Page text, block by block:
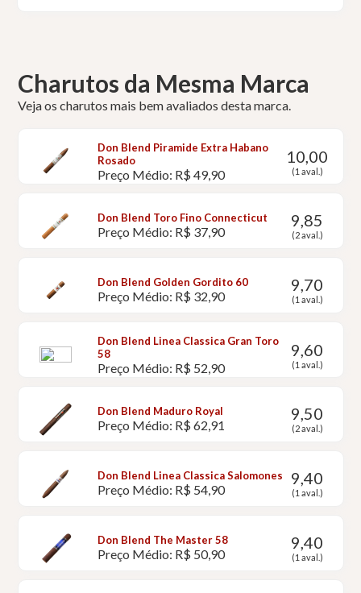
Charutos da Mesma Marca
Veja os charutos mais bem avaliados desta marca.
Don Blend Piramide Extra Habano
Rosado
Preço Médio: R$ 49,90
10,00
(1 aval.)
Don Blend Toro Fino Connecticut
Preço Médio: R$ 37,90
9,85
(2 aval.)
Don Blend Golden Gordito 60
Preço Médio: R$ 32,90
9,70
(1 aval.)
Don Blend Linea Classica Gran Toro
58
Preço Médio: R$ 52,90
9,60
(1 aval.)
Don Blend Maduro Royal
Preço Médio: R$ 62,91
9,50
(2 aval.)
Don Blend Linea Classica Salomones
Preço Médio: R$ 54,90
9,40
(1 aval.)
Don Blend The Master 58
Preço Médio: R$ 50,90
9,40
(1 aval.)